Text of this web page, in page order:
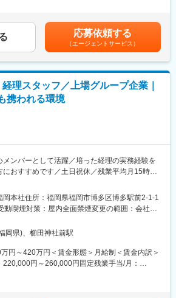
キャリアを十二分に積めます。
は、更なる高みを目指して、管理部門の強化、
事業拡大、世界有数の自社アプリの世界的な事
移行によるマネタイズ拡大など、他では経験し
階を迎えております。財務経理分野でさまざ
、自己成長の実現が果たせる環境となります。
＞
長代理→財務経理部長→財務経理統括部長
領域を広げ、将来的には経理全体の中核を担う
しています。
に成長中の企業で経営数値に関わる経験を積め
業務範囲を広げられるためキャリアアップが可
時間でプライベートとの両立が可能
フト制で柔軟に休暇取得可能
100％、復帰後の時短勤務も可能
子ども手当などライフステージ支援制度が充実
帯電話などの移動体通信サービスを提供してい
リアの専門ショップを運営し、商品販売の他
ィング、端末操作方法やアフターサービスま
バル事業をスタートし、日本国内におけるグロ
所の創出、およびグローバル人財の育成を推
社10年マネージャー：月給 43万円／年収 830万
も目安の金額であり、選考を通じて上下する可
給(月額)は固定手当を含めた表記です。
応募依頼する
（エージェントサービス）
経理スタッフ／上場グループ企業｜
携われる環境
メンバーとして活躍／培った経理の実務経験を
におすすめです／土日祝休／残業平均月15時間
管理課にて、グループ4社の経理業務をご担当い
です。
理業務を中心にお任せし、ご経験に応じて月
にも携わっていただきます。
：
ポートをはじめとしたグループ4社の経理業務
岡本社住所：福岡県福岡市博多区博多駅前2-1-1
動喫煙対策：屋内全面禁煙変更の範囲：会社の
岡県)、櫛田神社前駅
円～420万円＜賃金形態＞月給制＜賃金内訳＞
220,000円～260,000円固定残業手当/月：